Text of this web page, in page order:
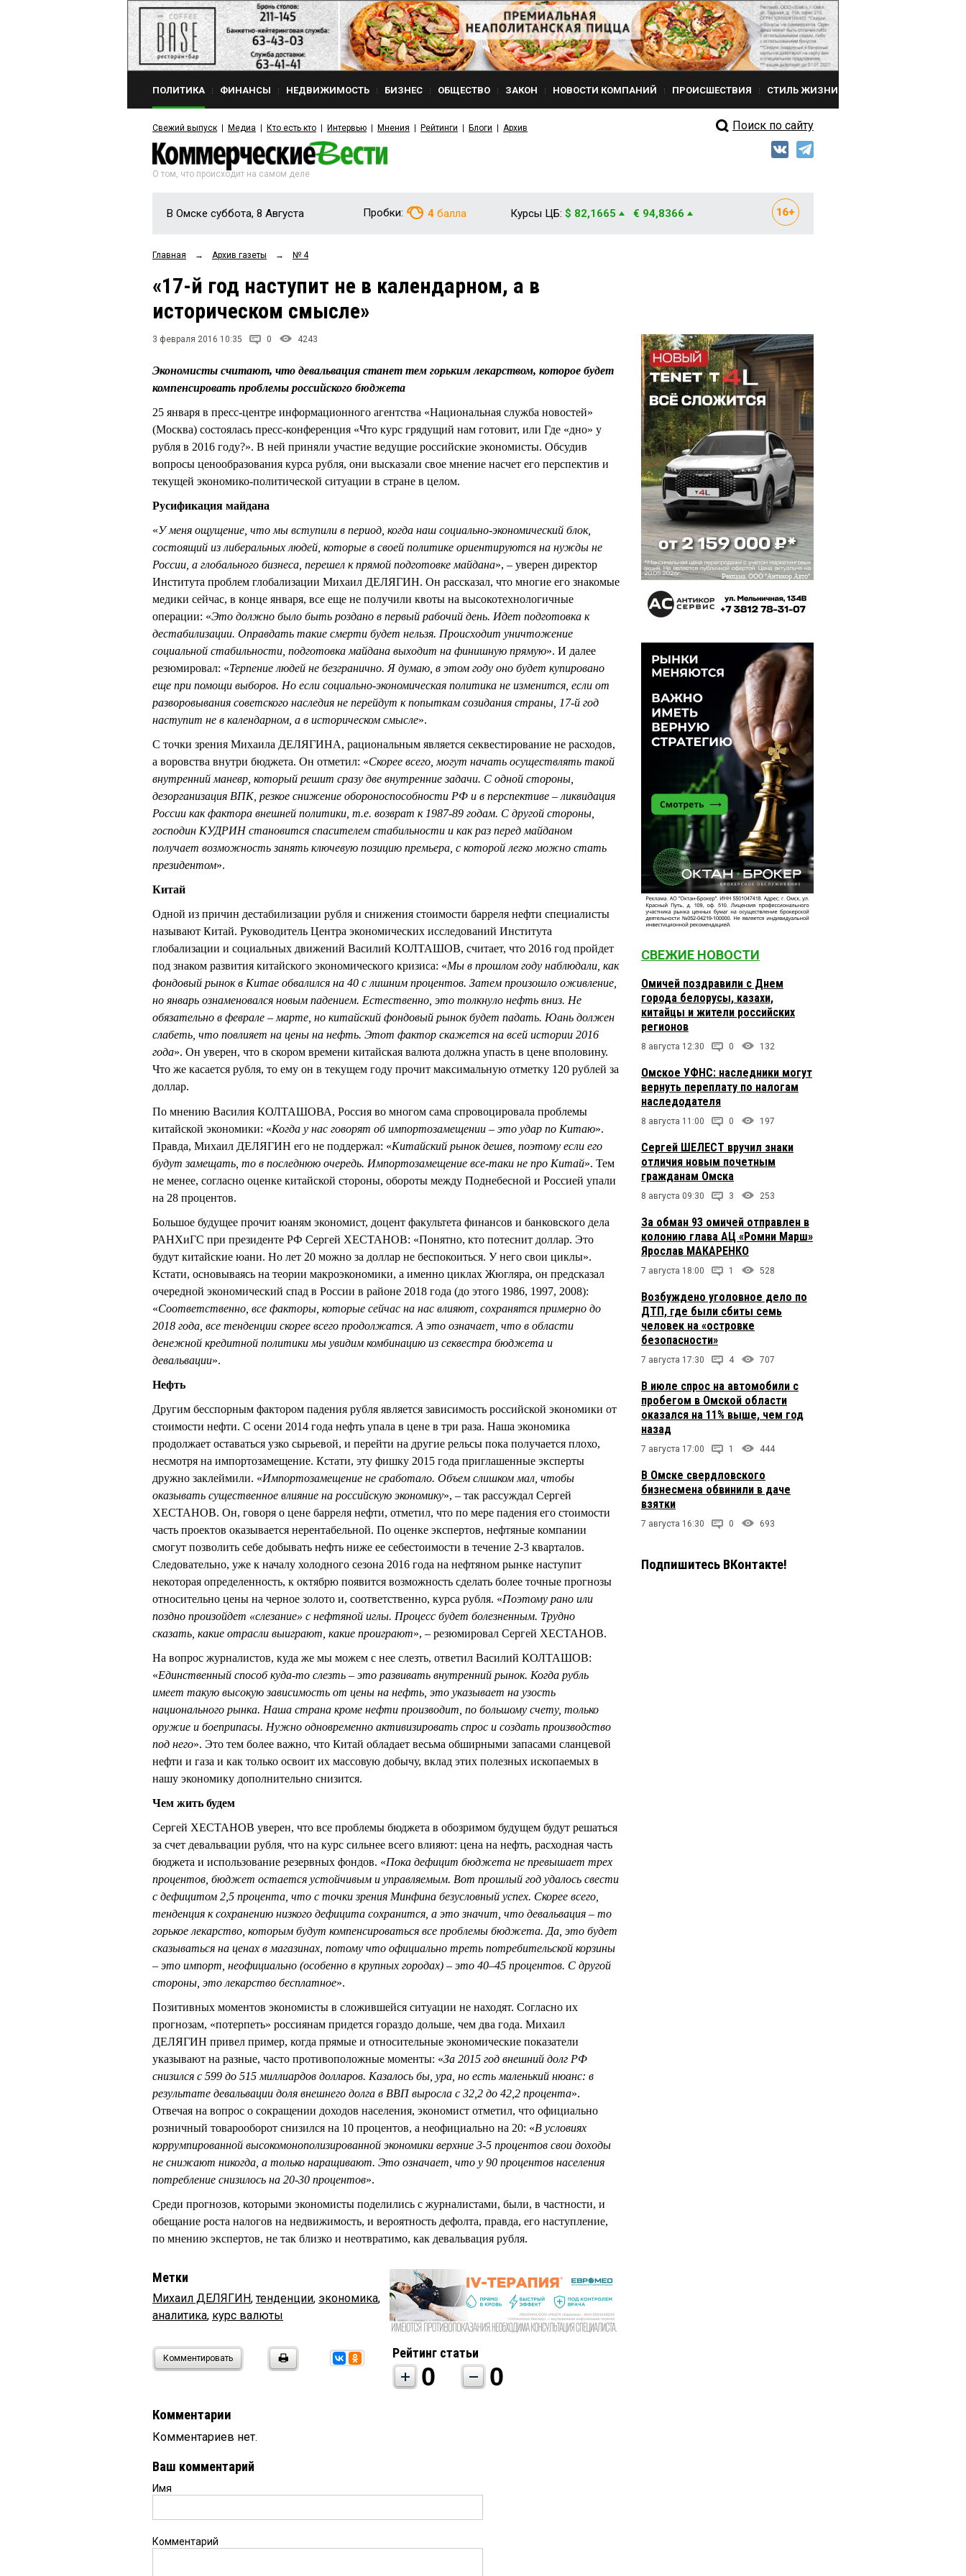
ПОЛИТИКА ФИНАНСЫ НЕДВИЖИМОСТЬ БИЗНЕС ОБЩЕСТВО ЗАКОН НОВОСТИ КОМПАНИЙ ПРОИСШЕСТВИЯ СТИЛЬ ЖИЗНИ
Свежий выпуск Медиа Кто есть кто Интервью Мнения Рейтинги Блоги Архив Поиск по сайту
О том, что происходит на самом деле
В Омске суббота, 8 Августа Пробки: 4 балла Курсы ЦБ: $ 82,1665 € 94,8366
Главная → Архив газеты → № 4
«17-й год наступит не в календарном, а в
историческом смысле»
3 февраля 2016 10:35 0 4243
Экономисты считают, что девальвация станет тем горьким лекарством, которое будет
компенсировать проблемы российского бюджета
25 января в пресс-центре информационного агентства «Национальная служба новостей»
(Москва) состоялась пресс-конференция «Что курс грядущий нам готовит, или Где «дно» у
рубля в 2016 году?». В ней приняли участие ведущие российские экономисты. Обсудив
вопросы ценообразования курса рубля, они высказали свое мнение насчет его перспектив и
текущей экономико-политической ситуации в стране в целом.
Русификация майдана
«У меня ощущение, что мы вступили в период, когда наш социально-экономический блок,
состоящий из либеральных людей, которые в своей политике ориентируются на нужды не
России, а глобального бизнеса, перешел к прямой подготовке майдана», – уверен директор
Института проблем глобализации Михаил ДЕЛЯГИН. Он рассказал, что многие его знакомые
медики сейчас, в конце января, все еще не получили квоты на высокотехнологичные
операции: «Это должно было быть роздано в первый рабочий день. Идет подготовка к
дестабилизации. Оправдать такие смерти будет нельзя. Происходит уничтожение
социальной стабильности, подготовка майдана выходит на финишную прямую». И далее
резюмировал: «Терпение людей не безгранично. Я думаю, в этом году оно будет купировано
еще при помощи выборов. Но если социально-экономическая политика не изменится, если от
разворовывания советского наследия не перейдут к попыткам созидания страны, 17-й год
наступит не в календарном, а в историческом смысле».
С точки зрения Михаила ДЕЛЯГИНА, рациональным является секвестирование не расходов,
а воровства внутри бюджета. Он отметил: «Скорее всего, могут начать осуществлять такой
внутренний маневр, который решит сразу две внутренние задачи. С одной стороны,
дезорганизация ВПК, резкое снижение обороноспособности РФ и в перспективе – ликвидация
России как фактора внешней политики, т.е. возврат к 1987-89 годам. С другой стороны,
господин КУДРИН становится спасителем стабильности и как раз перед майданом
получает возможность занять ключевую позицию премьера, с которой легко можно стать
президентом».
Китай
Одной из причин дестабилизации рубля и снижения стоимости барреля нефти специалисты
называют Китай. Руководитель Центра экономических исследований Института
глобализации и социальных движений Василий КОЛТАШОВ, считает, что 2016 год пройдет
под знаком развития китайского экономического кризиса: «Мы в прошлом году наблюдали, как
фондовый рынок в Китае обвалился на 40 с лишним процентов. Затем произошло оживление,
но январь ознаменовался новым падением. Естественно, это толкнуло нефть вниз. Не
обязательно в феврале – марте, но китайский фондовый рынок будет падать. Юань должен
слабеть, что повлияет на цены на нефть. Этот фактор скажется на всей истории 2016
года». Он уверен, что в скором времени китайская валюта должна упасть в цене вполовину.
Что же касается рубля, то ему он в текущем году прочит максимальную отметку 120 рублей за
доллар.
По мнению Василия КОЛТАШОВА, Россия во многом сама спровоцировала проблемы
китайской экономики: «Когда у нас говорят об импортозамещении – это удар по Китаю».
Правда, Михаил ДЕЛЯГИН его не поддержал: «Китайский рынок дешев, поэтому если его
будут замещать, то в последнюю очередь. Импортозамещение все-таки не про Китай». Тем
не менее, согласно оценке китайской стороны, обороты между Поднебесной и Россией упали
на 28 процентов.
Большое будущее прочит юаням экономист, доцент факультета финансов и банковского дела
РАНХиГС при президенте РФ Сергей ХЕСТАНОВ: «Понятно, кто потеснит доллар. Это
будут китайские юани. Но лет 20 можно за доллар не беспокоиться. У него свои циклы».
Кстати, основываясь на теории макроэкономики, а именно циклах Жюгляра, он предсказал
очередной экономический спад в России в районе 2018 года (до этого 1986, 1997, 2008):
«Соответственно, все факторы, которые сейчас на нас влияют, сохранятся примерно до
2018 года, все тенденции скорее всего продолжатся. А это означает, что в области
денежной кредитной политики мы увидим комбинацию из секвестра бюджета и
девальвации».
Нефть
Другим бесспорным фактором падения рубля является зависимость российской экономики от
стоимости нефти. С осени 2014 года нефть упала в цене в три раза. Наша экономика
продолжает оставаться узко сырьевой, и перейти на другие рельсы пока получается плохо,
несмотря на импортозамещение. Кстати, эту фишку 2015 года приглашенные эксперты
дружно заклеймили. «Импортозамещение не сработало. Объем слишком мал, чтобы
оказывать существенное влияние на российскую экономику», – так рассуждал Сергей
ХЕСТАНОВ. Он, говоря о цене барреля нефти, отметил, что по мере падения его стоимости
часть проектов оказывается нерентабельной. По оценке экспертов, нефтяные компании
смогут позволить себе добывать нефть ниже ее себестоимости в течение 2-3 кварталов.
Следовательно, уже к началу холодного сезона 2016 года на нефтяном рынке наступит
некоторая определенность, к октябрю появится возможность сделать более точные прогнозы
относительно цены на черное золото и, соответственно, курса рубля. «Поэтому рано или
поздно произойдет «слезание» с нефтяной иглы. Процесс будет болезненным. Трудно
сказать, какие отрасли выиграют, какие проиграют», – резюмировал Сергей ХЕСТАНОВ.
На вопрос журналистов, куда же мы можем с нее слезть, ответил Василий КОЛТАШОВ:
«Единственный способ куда-то слезть – это развивать внутренний рынок. Когда рубль
имеет такую высокую зависимость от цены на нефть, это указывает на узость
национального рынка. Наша страна кроме нефти производит, по большому счету, только
оружие и боеприпасы. Нужно одновременно активизировать спрос и создать производство
под него». Это тем более важно, что Китай обладает весьма обширными запасами сланцевой
нефти и газа и как только освоит их массовую добычу, вклад этих полезных ископаемых в
нашу экономику дополнительно снизится.
Чем жить будем
Сергей ХЕСТАНОВ уверен, что все проблемы бюджета в обозримом будущем будут решаться
за счет девальвации рубля, что на курс сильнее всего влияют: цена на нефть, расходная часть
бюджета и использование резервных фондов. «Пока дефицит бюджета не превышает трех
процентов, бюджет остается устойчивым и управляемым. Вот прошлый год удалось свести
с дефицитом 2,5 процента, что с точки зрения Минфина безусловный успех. Скорее всего,
тенденция к сохранению низкого дефицита сохранится, а это значит, что девальвация – то
горькое лекарство, которым будут компенсироваться все проблемы бюджета. Да, это будет
сказываться на ценах в магазинах, потому что официально треть потребительской корзины
– это импорт, неофициально (особенно в крупных городах) – это 40–45 процентов. С другой
стороны, это лекарство бесплатное».
Позитивных моментов экономисты в сложившейся ситуации не находят. Согласно их
прогнозам, «потерпеть» россиянам придется гораздо дольше, чем два года. Михаил
ДЕЛЯГИН привел пример, когда прямые и относительные экономические показатели
указывают на разные, часто противоположные моменты: «За 2015 год внешний долг РФ
снизился с 599 до 515 миллиардов долларов. Казалось бы, ура, но есть маленький нюанс: в
результате девальвации доля внешнего долга в ВВП выросла с 32,2 до 42,2 процента».
Отвечая на вопрос о сокращении доходов населения, экономист отметил, что официально
розничный товарооборот снизился на 10 процентов, а неофициально на 20: «В условиях
коррумпированной высокомонополизированной экономики верхние 3-5 процентов свои доходы
не снижают никогда, а только наращивают. Это означает, что у 90 процентов населения
потребление снизилось на 20-30 процентов».
Среди прогнозов, которыми экономисты поделились с журналистами, были, в частности, и
обещание роста налогов на недвижимость, и вероятность дефолта, правда, его наступление,
по мнению экспертов, не так близко и неотвратимо, как девальвация рубля.
Метки
Михаил ДЕЛЯГИН,тенденции, экономика,
аналитика, курс валюты
Комментировать Рейтинг статьи
0 0
Комментарии
Комментариев нет.
Ваш комментарий
Имя
Комментарий
СВЕЖИЕ НОВОСТИ
Омичей поздравили с Днем
города белорусы, казахи,
китайцы и жители российских
регионов
8 августа 12:30 0 132
Омское УФНС: наследники могут
вернуть переплату по налогам
наследодателя
8 августа 11:00 0 197
Сергей ШЕЛЕСТ вручил знаки
отличия новым почетным
гражданам Омска
8 августа 09:30 3 253
За обман 93 омичей отправлен в
колонию глава АЦ «Ромни Марш»
Ярослав МАКАРЕНКО
7 августа 18:00 1 528
Возбуждено уголовное дело по
ДТП, где были сбиты семь
человек на «островке
безопасности»
7 августа 17:30 4 707
В июле спрос на автомобили с
пробегом в Омской области
оказался на 11% выше, чем год
назад
7 августа 17:00 1 444
В Омске свердловского
бизнесмена обвинили в даче
взятки
7 августа 16:30 0 693
Подпишитесь ВКонтакте!